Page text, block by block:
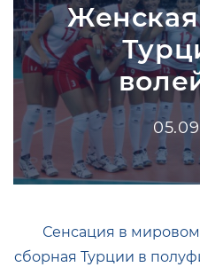
Сенсация в
сборная Турции в